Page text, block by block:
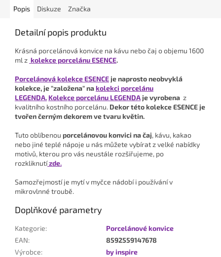
Popis Diskuze Značka
Detailní popis produktu
Krásná porcelánová konvice na kávu nebo čaj o objemu 1600
ml z kolekce porcelánu ESENCE.
Porcelánová kolekce ESENCE je naprosto neobvyklá
kolekce, je "založena" nakolekci porcelánu
LEGENDA. Kolekce porcelánu LEGENDA je vyrobena z
kvalitního kostního porcelánu. Dekor této kolekce ESENCE je
tvořen černým dekorem ve tvaru květin.
Tuto oblíbenou porcelánovou konvici na čaj, kávu, kakao
nebo jiné teplé nápoje u nás můžete vybírat z velké nabídky
motivů, kterou pro vás neustále rozšiřujeme, po
rozkliknutízde.
Samozřejmostí je mytí v myčce nádobí i používání v
mikrovlnné troubě.
Doplňkové parametry
Kategorie:
Porcelánové konvice
EAN:
8592559147678
Výrobce:
by inspire